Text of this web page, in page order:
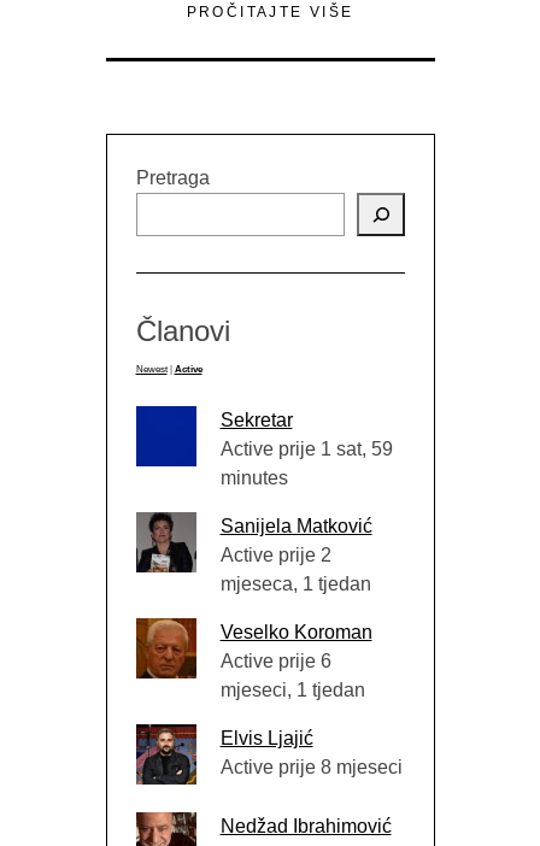
PROČITAJTE VIŠE
Pretraga
Članovi
Newest | Active
Sekretar
Active prije 1 sat, 59
minutes
Sanijela Matković
Active prije 2
mjeseca, 1 tjedan
Veselko Koroman
Active prije 6
mjeseci, 1 tjedan
Elvis Ljajić
Active prije 8 mjeseci
Nedžad Ibrahimović